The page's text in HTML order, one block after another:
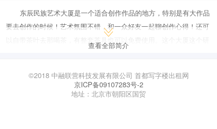
东辰民族艺术大厦是一个适合创作作品的地方，特别是有大作品
要去创作的时候！艺术氛围不错，和一众好友一起聊创作心得！还可
以自带茶叶去那喝茶，有整套茶具也可以免费使用。这个大厦这个研
查看全部简介
©2018 中融联营科技发展有限公司 首都写字楼出租网
京ICP备09107283号-2
地址：北京市朝阳区国贸